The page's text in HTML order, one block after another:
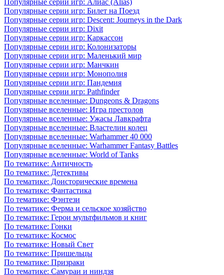
Популярные серии игр: Алиас (Alias)
Популярные серии игр: Билет на Поезд
Популярные серии игр: Descent: Journeys in the Dark
Популярные серии игр: Dixit
Популярные серии игр: Каркассон
Популярные серии игр: Колонизаторы
Популярные серии игр: Маленький мир
Популярные серии игр: Манчкин
Популярные серии игр: Монополия
Популярные серии игр: Пандемия
Популярные серии игр: Pathfinder
Популярные вселенные: Dungeons & Dragons
Популярные вселенные: Игра престолов
Популярные вселенные: Ужасы Лавкрафта
Популярные вселенные: Властелин колец
Популярные вселенные: Warhammer 40 000
Популярные вселенные: Warhammer Fantasy Battles
Популярные вселенные: World of Tanks
По тематике: Античность
По тематике: Детективы
По тематике: Доисторические времена
По тематике: Фантастика
По тематике: Фэнтези
По тематике: Ферма и сельское хозяйство
По тематике: Герои мультфильмов и книг
По тематике: Гонки
По тематике: Космос
По тематике: Новый Свет
По тематике: Пришельцы
По тематике: Призраки
По тематике: Самураи и ниндзя